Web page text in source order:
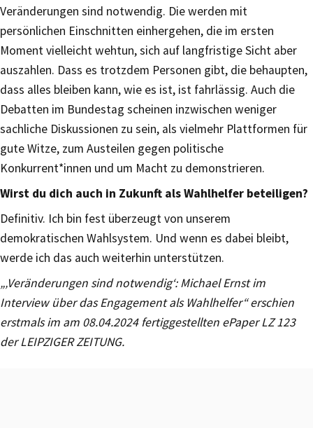
Veränderungen sind notwendig. Die werden mit
persönlichen Einschnitten einhergehen, die im ersten
Moment vielleicht wehtun, sich auf langfristige Sicht aber
auszahlen. Dass es trotzdem Personen gibt, die behaupten,
dass alles bleiben kann, wie es ist, ist fahrlässig. Auch die
Debatten im Bundestag scheinen inzwischen weniger
sachliche Diskussionen zu sein, als vielmehr Plattformen für
gute Witze, zum Austeilen gegen politische
Konkurrent*innen und um Macht zu demonstrieren.
Wirst du dich auch in Zukunft als Wahlhelfer beteiligen?
Definitiv. Ich bin fest überzeugt von unserem
demokratischen Wahlsystem. Und wenn es dabei bleibt,
werde ich das auch weiterhin unterstützen.
„‚Veränderungen sind notwendig‘: Michael Ernst im
Interview über das Engagement als Wahlhelfer“ erschien
erstmals im am 08.04.2024 fertiggestellten ePaper LZ 123
der LEIPZIGER ZEITUNG.